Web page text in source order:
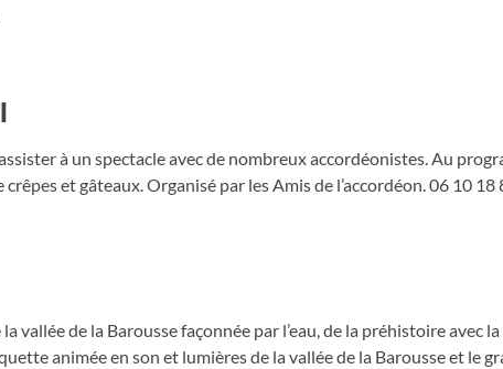
à un spectacle avec de nombreux accordéonistes. Au
et gâteaux. Organisé par les Amis de l’accordéon. 06 10 18
vallée de la Barousse façonnée par l’eau, de la préhistoire avec
animée en son et lumières de la vallée de la Barousse et le